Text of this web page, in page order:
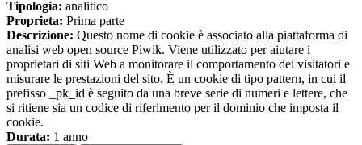
Tipologia: analitico
Proprieta: Prima parte
Descrizione: Questo nome di cookie è associato alla piattaforma di
analisi web open source Piwik. Viene utilizzato per aiutare i
proprietari di siti Web a monitorare il comportamento dei visitatori e
misurare le prestazioni del sito. È un cookie di tipo pattern, in cui il
prefisso _pk_id è seguito da una breve serie di numeri e lettere, che
si ritiene sia un codice di riferimento per il dominio che imposta il
cookie.
Durata: 1 anno